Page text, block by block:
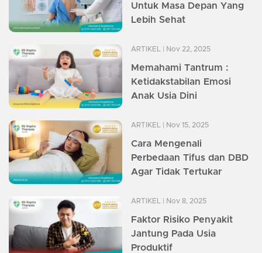
Untuk Masa Depan Yang
Lebih Sehat
ARTIKEL | Nov 22, 2025
Memahami Tantrum :
Ketidakstabilan Emosi
Anak Usia Dini
ARTIKEL | Nov 15, 2025
Cara Mengenali
Perbedaan Tifus dan DBD
Agar Tidak Tertukar
ARTIKEL | Nov 8, 2025
Faktor Risiko Penyakit
Jantung Pada Usia
Produktif